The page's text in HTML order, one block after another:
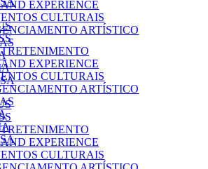
EXPERIENCE
CULTURAIS
ARTÍSTICO
EXPERIENCE
CULTURAIS
EXPERIENCE
CULTURAIS
ARTÍSTICO